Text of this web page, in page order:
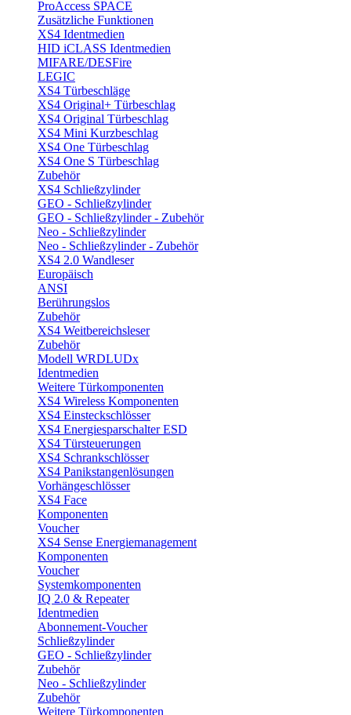
ProAccess SPACE
Zusätzliche Funktionen
XS4 Identmedien
HID iCLASS Identmedien
MIFARE/DESFire
LEGIC
XS4 Türbeschläge
XS4 Original+ Türbeschlag
XS4 Original Türbeschlag
XS4 Mini Kurzbeschlag
XS4 One Türbeschlag
XS4 One S Türbeschlag
Zubehör
XS4 Schließzylinder
GEO - Schließzylinder
GEO - Schließzylinder - Zubehör
Neo - Schließzylinder
Neo - Schließzylinder - Zubehör
XS4 2.0 Wandleser
Europäisch
ANSI
Berührungslos
Zubehör
XS4 Weitbereichsleser
Zubehör
Modell WRDLUDx
Identmedien
Weitere Türkomponenten
XS4 Wireless Komponenten
XS4 Einsteckschlösser
XS4 Energiesparschalter ESD
XS4 Türsteuerungen
XS4 Schrankschlösser
XS4 Panikstangenlösungen
Vorhängeschlösser
XS4 Face
Komponenten
Voucher
XS4 Sense Energiemanagement
Komponenten
Voucher
Systemkomponenten
IQ 2.0 & Repeater
Identmedien
Abonnement-Voucher
Schließzylinder
GEO - Schließzylinder
Zubehör
Neo - Schließzylinder
Zubehör
Weitere Türkomponenten